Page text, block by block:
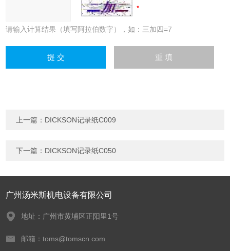
请输入计算结果（填写阿拉伯数字），如：三加四=7
上一篇： DICKSON记录纸C009
下一篇： DICKSON记录纸C050
广州汤米斯机电设备有限公司
地址：广州市黄埔区正阳里1号
邮箱：toms@tomscn.com